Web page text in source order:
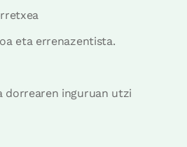
eta errenazentista.
dorrearen inguruan utzi